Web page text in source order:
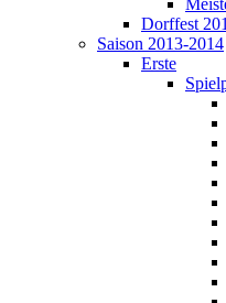
Dorffest
Saison 2013-2014
Erste